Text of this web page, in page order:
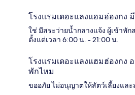
โรงแรมเดอะแลงแฮมฮ่องกง
ใช่ มีสระว่ายน้ำกลางแจ้ง ผู้เข้าพั
ตั้งแต่เวลา 6:00 น. - 21:00 น.
โรงแรมเดอะแลงแฮมฮ่องกง
พักไหม
ขออภัย ไม่อนุญาตให้สัตว์เลี้ยงและ